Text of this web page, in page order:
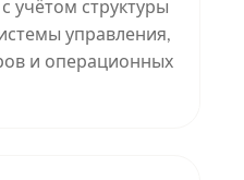
учётом структуры
управления,
и операционных